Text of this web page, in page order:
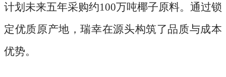
计划未来五年采购约100万吨椰子原料。通过锁
定优质原产地，瑞幸在源头构筑了品质与成本
优势。